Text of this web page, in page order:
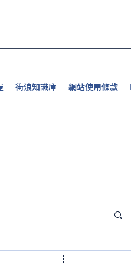
衝浪知識庫 網站使用條款